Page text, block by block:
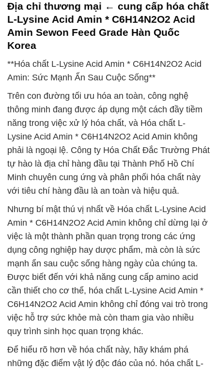
Địa chỉ thương mại ← cung cấp hóa chất
L-Lysine Acid Amin * C6H14N2O2 Acid
Amin Sewon Feed Grade Hàn Quốc
Korea
**Hóa chất L-Lysine Acid Amin * C6H14N2O2 Acid
Amin: Sức Mạnh Ẩn Sau Cuộc Sống**
Trên con đường tối ưu hóa an toàn, công nghệ
thông minh đang được áp dụng một cách đầy tiềm
năng trong việc xử lý hóa chất, và Hóa chất L-
Lysine Acid Amin * C6H14N2O2 Acid Amin không
phải là ngoại lệ. Công ty Hóa Chất Đắc Trường Phát
tự hào là địa chỉ hàng đầu tại Thành Phố Hồ Chí
Minh chuyên cung ứng và phân phối hóa chất này
với tiêu chí hàng đầu là an toàn và hiệu quả.
Nhưng bí mật thú vị nhất về Hóa chất L-Lysine Acid
Amin * C6H14N2O2 Acid Amin không chỉ dừng lại ở
việc là một thành phần quan trọng trong các ứng
dụng công nghiệp hay dược phẩm, mà còn là sức
mạnh ẩn sau cuộc sống hàng ngày của chúng ta.
Được biết đến với khả năng cung cấp amino acid
cần thiết cho cơ thể, hóa chất L-Lysine Acid Amin *
C6H14N2O2 Acid Amin không chỉ đóng vai trò trong
việc hỗ trợ sức khỏe mà còn tham gia vào nhiều
quy trình sinh học quan trọng khác.
Để hiểu rõ hơn về hóa chất này, hãy khám phá
những đặc điểm vật lý độc đáo của nó. hóa chất L-